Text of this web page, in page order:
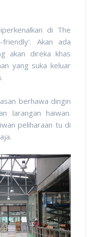
di The
Akan ada
akan direka khas
yang suka keluar
berhawa dingin
larangan haiwan.
peliharaan tu di